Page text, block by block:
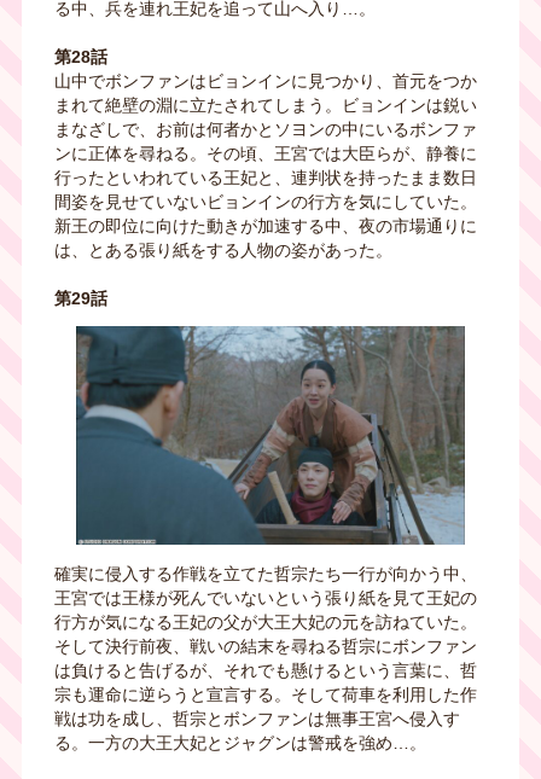
る中、兵を連れ王妃を追って山へ入り…。
第28話
山中でボンファンはビョンインに見つかり、首元をつか
まれて絶壁の淵に立たされてしまう。ビョンインは鋭い
まなざしで、お前は何者かとソヨンの中にいるボンファ
ンに正体を尋ねる。その頃、王宮では大臣らが、静養に
行ったといわれている王妃と、連判状を持ったまま数日
間姿を見せていないビョンインの行方を気にしていた。
新王の即位に向けた動きが加速する中、夜の市場通りに
は、とある張り紙をする人物の姿があった。
第29話
確実に侵入する作戦を立てた哲宗たち一行が向かう中、
王宮では王様が死んでいないという張り紙を見て王妃の
行方が気になる王妃の父が大王大妃の元を訪ねていた。
そして決行前夜、戦いの結末を尋ねる哲宗にボンファン
は負けると告げるが、それでも懸けるという言葉に、哲
宗も運命に逆らうと宣言する。そして荷車を利用した作
戦は功を成し、哲宗とボンファンは無事王宮へ侵入す
る。一方の大王大妃とジャグンは警戒を強め…。